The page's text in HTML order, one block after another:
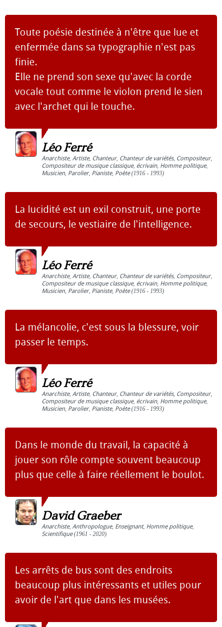
Toute poésie destinée à n'être que lue et
enfermée dans sa typographie n'est pas
finie.
Elle ne prend son sexe qu'avec la corde
vocale tout comme le violon prend le sien
avec l'archet qui le touche.
Léo Ferré
Anarchiste, Artiste, Chanteur, Chanteur de variétés, Compositeur,
Compositeur de musique classique, écrivain, Homme politique,
Musicien, Parolier, Pianiste, Poète(1916 - 1993)
La lucidité est un exil construit, une porte
de secours, le vestiaire de l'intelligence.
Léo Ferré
Anarchiste, Artiste, Chanteur, Chanteur de variétés, Compositeur,
Compositeur de musique classique, écrivain, Homme politique,
Musicien, Parolier, Pianiste, Poète(1916 - 1993)
La mélancolie, c'est sous la blessure, voir
passer le temps.
Léo Ferré
Anarchiste, Artiste, Chanteur, Chanteur de variétés, Compositeur,
Compositeur de musique classique, écrivain, Homme politique,
Musicien, Parolier, Pianiste, Poète(1916 - 1993)
Dans le monde du travail, la capacité à
jouer son rôle compte souvent beaucoup
plus que celle à faire réellement le boulot.
David Graeber
Anarchiste, Anthropologue, Enseignant, Homme politique,
Scientifique(1961 - 2020)
Les arrêts de bus sont des endroits
beaucoup plus intéressants et utiles pour
avoir de l'art que dans les musées.